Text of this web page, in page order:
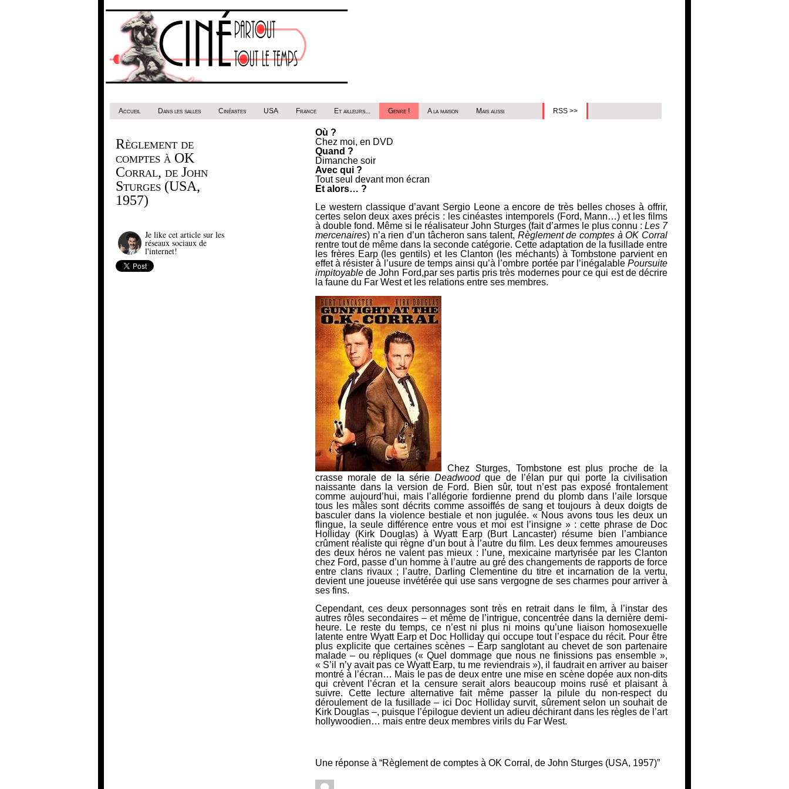
Accueil Dans les salles Cinéastes USA France Et ailleurs... Genre ! A la maison Mais aussi RSS >>
Règlement de
comptes à OK
Corral, de John
Sturges (USA,
1957)
Je like cet article sur les
réseaux sociaux de
l'internet!
Où ?
Chez moi, en DVD
Quand ?
Dimanche soir
Avec qui ?
Tout seul devant mon écran
Et alors… ?
Le western classique d’avant Sergio Leone a encore de très belles choses à offrir,
certes selon deux axes précis : les cinéastes intemporels (Ford, Mann…) et les films
à double fond. Même si le réalisateur John Sturges (fait d’armes le plus connu : Les 7
mercenaires) n’a rien d’un tâcheron sans talent, Règlement de comptes à OK Corral
rentre tout de même dans la seconde catégorie. Cette adaptation de la fusillade entre
les frères Earp (les gentils) et les Clanton (les méchants) à Tombstone parvient en
effet à résister à l’usure de temps ainsi qu’à l’ombre portée par l’inégalable Poursuite
impitoyable de John Ford,par ses partis pris très modernes pour ce qui est de décrire
la faune du Far West et les relations entre ses membres.
Chez Sturges, Tombstone est plus proche de la
crasse morale de la sérieDeadwoodque de l’élan pur qui porte la civilisation
naissante dans la version de Ford. Bien sûr, tout n’est pas exposé frontalement
comme aujourd’hui, mais l’allégorie fordienne prend du plomb dans l’aile lorsque
tous les mâles sont décrits comme assoiffés de sang et toujours à deux doigts de
basculer dans la violence bestiale et non jugulée. « Nous avons tous les deux un
flingue, la seule différence entre vous et moi est l’insigne » : cette phrase de Doc
Holliday (Kirk Douglas) à Wyatt Earp (Burt Lancaster) résume bien l’ambiance
crûment réaliste qui règne d’un bout à l’autre du film. Les deux femmes amoureuses
des deux héros ne valent pas mieux : l’une, mexicaine martyrisée par les Clanton
chez Ford, passe d’un homme à l’autre au gré des changements de rapports de force
entre clans rivaux ; l’autre, Darling Clementine du titre et incarnation de la vertu,
devient une joueuse invétérée qui use sans vergogne de ses charmes pour arriver à
ses fins.
Cependant, ces deux personnages sont très en retrait dans le film, à l’instar des
autres rôles secondaires – et même de l’intrigue, concentrée dans la dernière demi-
heure. Le reste du temps, ce n’est ni plus ni moins qu’une liaison homosexuelle
latente entre Wyatt Earp et Doc Holliday qui occupe tout l’espace du récit. Pour être
plus explicite que certaines scènes – Earp sanglotant au chevet de son partenaire
malade – ou répliques (« Quel dommage que nous ne finissions pas ensemble »,
« S’il n’y avait pas ce Wyatt Earp, tu me reviendrais »), il faudrait en arriver au baiser
montré à l’écran… Mais le pas de deux entre une mise en scène dopée aux non-dits
qui crèvent l’écran et la censure serait alors beaucoup moins rusé et plaisant à
suivre. Cette lecture alternative fait même passer la pilule du non-respect du
déroulement de la fusillade – ici Doc Holliday survit, sûrement selon un souhait de
Kirk Douglas –, puisque l’épilogue devient un adieu déchirant dans les règles de l’art
hollywoodien… mais entre deux membres virils du Far West.
Une réponse à “Règlement de comptes à OK Corral, de John Sturges (USA, 1957)”